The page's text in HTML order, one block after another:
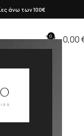
άνω των 100€
0 0,00